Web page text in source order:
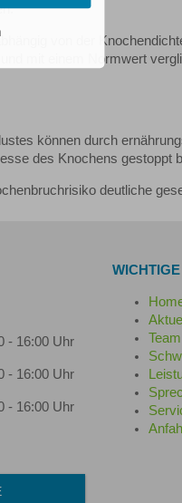
von der
mit einem Normwert
können durch
des Knochens gestoppt
deutliche
- 16:00 Uhr
- 16:00 Uhr
- 16:00 Uhr
Team